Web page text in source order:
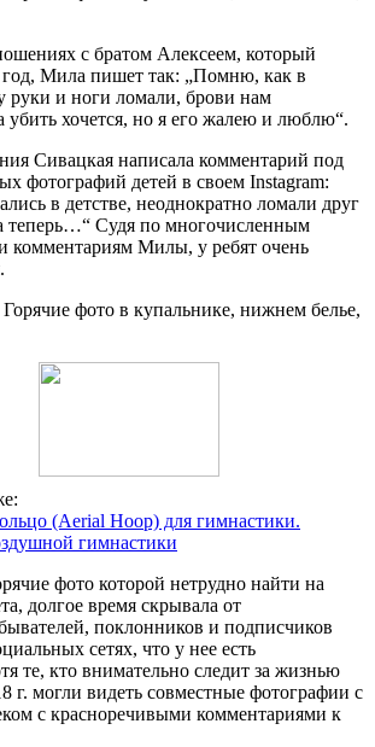
с братом Алексеем, который
год, Мила пишет так: „Помню, как в
руки и ноги ломали, брови нам
хочется, но я его жалею и люблю“.
Сивацкая написала комментарий под
фотографий детей в своем Instagram:
в детстве, неоднократно ломали друг
теперь…“ Судя по многочисленным
комментариям Милы, у ребят очень
(Aerial Hoop) для гимнастики.
гимнастики
фото которой нетрудно найти на
долгое время скрывала от
поклонников и подписчиков
сетях, что у нее есть
те, кто внимательно следит за жизнью
г. могли видеть совместные фотографии с
с красноречивыми комментариями к